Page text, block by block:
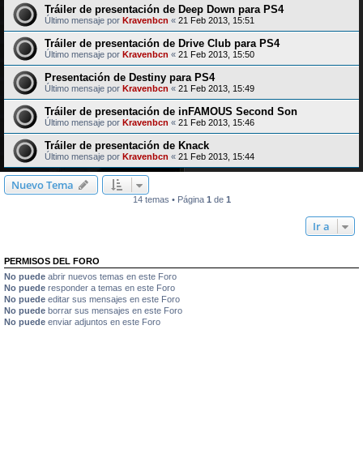
Tráiler de presentación de Deep Down para PS4
Último mensaje por Kravenbcn « 21 Feb 2013, 15:51
Tráiler de presentación de Drive Club para PS4
Último mensaje por Kravenbcn « 21 Feb 2013, 15:50
Presentación de Destiny para PS4
Último mensaje por Kravenbcn « 21 Feb 2013, 15:49
Tráiler de presentación de inFAMOUS Second Son
Último mensaje por Kravenbcn « 21 Feb 2013, 15:46
Tráiler de presentación de Knack
Último mensaje por Kravenbcn « 21 Feb 2013, 15:44
Nuevo Tema
14 temas • Página 1 de 1
Ir a
PERMISOS DEL FORO
No puede abrir nuevos temas en este Foro
No puede responder a temas en este Foro
No puede editar sus mensajes en este Foro
No puede borrar sus mensajes en este Foro
No puede enviar adjuntos en este Foro